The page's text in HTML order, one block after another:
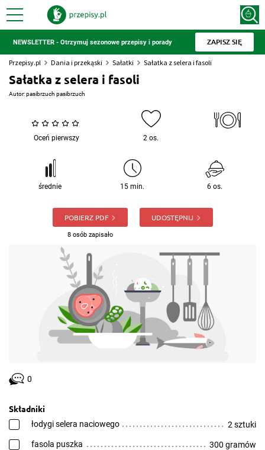
NEWSLETTER - Otrzymuj sezonowe przepisy i porady ZAPISZ SIĘ
Przepisy.pl Dania i przekąski Sałatki Sałatka z selera i fasoli
Sałatka z selera i fasoli
Autor:pasibrzuch pasibrzuch
Oceń pierwszy 2 os.
średnie 15 min. 6 os.
POBIERZ PDF
8 osób zapisało
UDOSTĘPNIJ
0
Składniki
łodygi selera naciowego 2 sztuki
fasola puszka 300 gramów